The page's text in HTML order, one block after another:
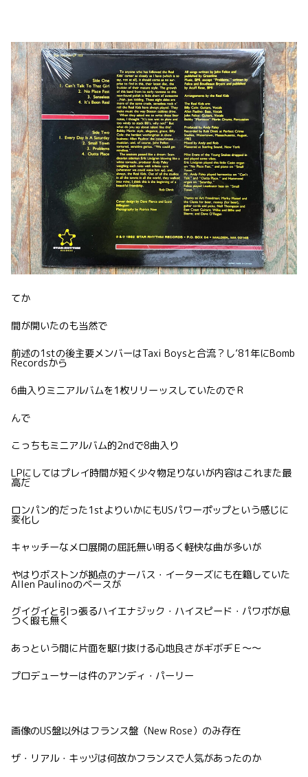
てか
間が開いたのも当然で
前述の1stの後主要メンバーはTaxi Boysと合流？し’81年にBomb
Recordsから
6曲入りミニアルバムを1枚リリーッスしていたのでＲ
んで
こっちもミニアルバム的2ndで8曲入り
LPにしてはプレイ時間が短く少々物足りないが内容はこれまた最
高だ
ロンパン的だった1stよりいかにもUSパワーポップという感じに
変化し
キャッチーなメロ展開の屈託無い明るく軽快な曲が多いが
やはりボストンが拠点のナーバス・イーターズにも在籍していた
Allen Paulinoのベースが
グイグイと引っ張るハイエナジック・ハイスピード・パワポが息
つく暇も無く
あっという間に片面を駆け抜ける心地良さがギボヂＥ〜〜
プロデューサーは件のアンディ・パーリー
画像のUS盤以外はフランス盤（New Rose）のみ存在
ザ・リアル・キッヅは何故かフランスで人気があったのか